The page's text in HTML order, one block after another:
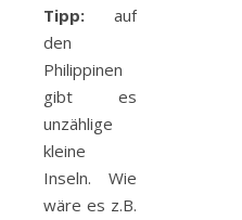
Tipp: auf
den
Philippinen
gibt es
unzählige
kleine
Inseln. Wie
wäre es z.B.